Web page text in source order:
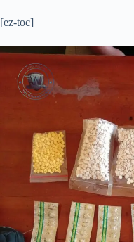
[ez-toc]